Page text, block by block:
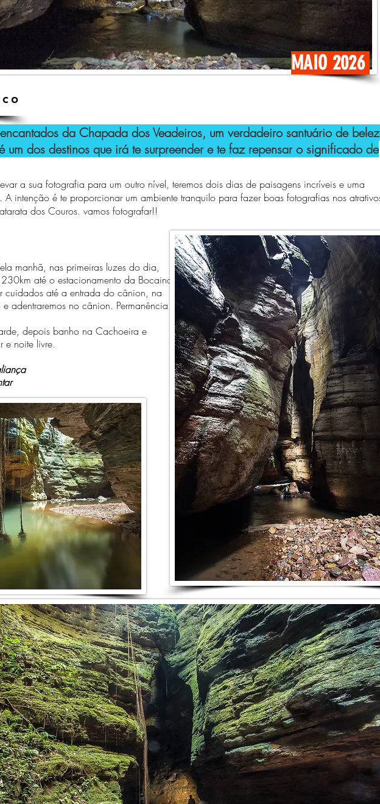
MAIO 2026
da Chapada dos Veadeiros, um verdadeiro santuário de
um dos destinos que irá te surpreender e te faz repensar o significado de
sua fotografia para um outro nível, teremos dois dias de paisagens incríveis e uma
intenção é te proporcionar um ambiente tranquilo para fazer boas fotografias nos
dos Couros. vamos fotografar!!
manhã, nas primeiras luzes do dia,
até o estacionamento da Bocaina
cuidados até a entrada do cânion, na
adentraremos no cânion. Permanência
depois banho na Cachoeira e
e noite livre.